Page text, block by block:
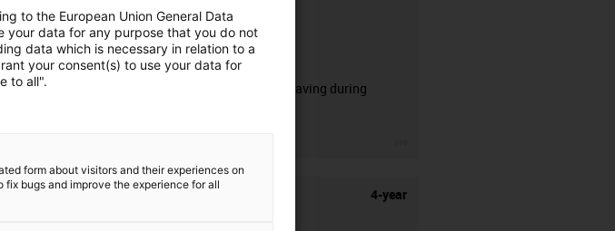
CFRIP®
50% time saving during
4-year
to the European Union General Data
your data for any purpose that you do not
data which is necessary in relation to a
your consent(s) to use your data for
to all".
form about visitors and their experiences on
fix bugs and improve the experience for all